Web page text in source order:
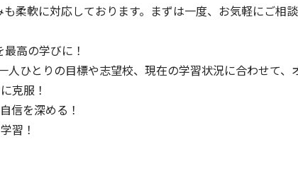
柔軟に対応しております。まずは一度、お気軽にご
高の学びに！
ひとりの目標や志望校、現在の学習状況に合わせて、
克服！
信を深める！
習！